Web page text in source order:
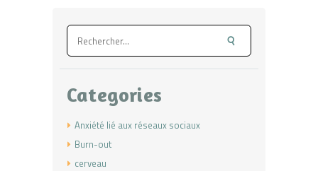
Rechercher :
Categories
Anxiété lié aux réseaux sociaux
Burn-out
cerveau